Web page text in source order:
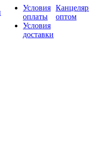
Условия
оплаты
Условия
доставки
оптом